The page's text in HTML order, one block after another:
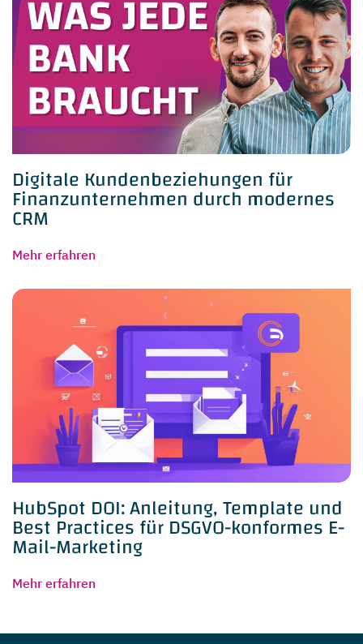
Digitale Kundenbeziehungen für
Finanzunternehmen durch modernes
CRM
Mehr erfahren
HubSpot DOI: Anleitung, Template und
Best Practices für DSGVO-konformes E-
Mail-Marketing
Mehr erfahren